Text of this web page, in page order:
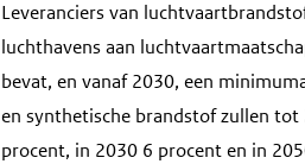
Leveranciers van
luchthavens aan
bevat, en vanaf 2030, een
en synthetische brandstof zullen
procent, in 2030 6 procent en in